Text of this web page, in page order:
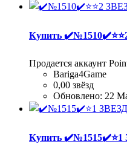
Купить
Продается аккаунт
Bariga4Game
0,00 звёзд
Обновлено: 22
Купить ✔️№1515✔️⭐️1